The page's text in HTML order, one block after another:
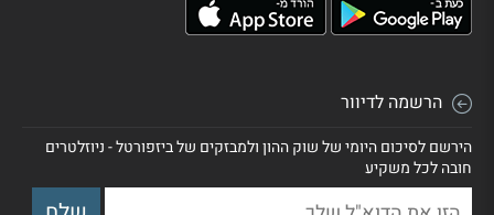
הרשמה לדיוור
הירשם לסיכום היומי של שוק ההון ולמבזקים של ביזפורטל - ניוזלטרים
חובה לכל משקיע